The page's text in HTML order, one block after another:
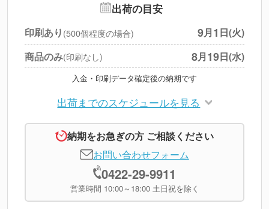
円
※上記小計は税別です
出荷の目安
印刷あり (500個程度の場合) 9月1 日(火)
商品のみ(印刷なし) 8月19日(水)
入金・印刷データ確定後の納期です
出荷までのスケジュールを見る
納期をお急ぎの方 ご相談ください
お問い合わせフォーム
0422-29-9911
営業時間 10:00～18:00 土日祝を除く